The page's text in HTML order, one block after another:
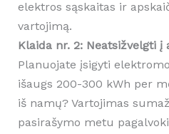
elektros sąskaitas ir
vartojimą.
Klaida nr. 2: Neatsižvelgti į
Planuojate įsigyti
išaugs 200-300 kWh per
iš namų? Vartojimas
pasirašymo metu